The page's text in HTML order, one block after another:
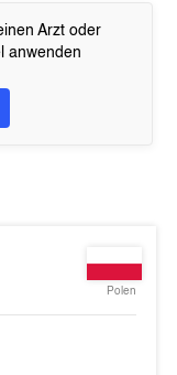
Arzt oder
anwenden
Polen